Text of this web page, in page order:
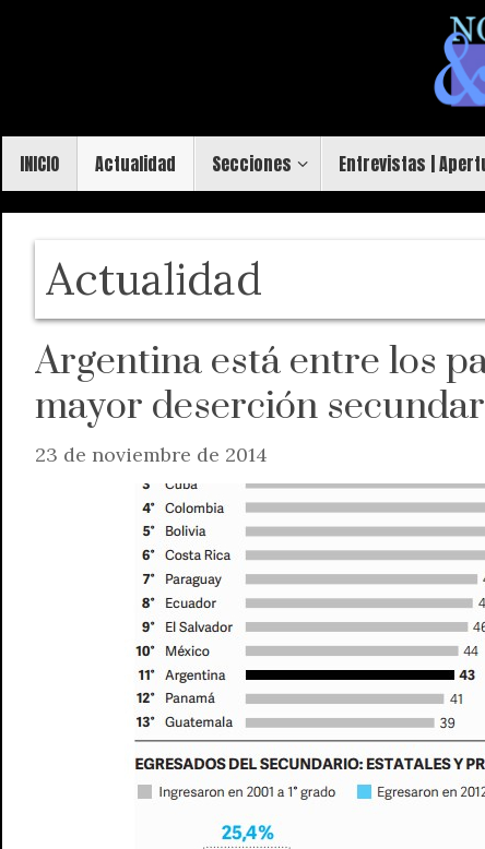
contenido
INICIO Actualidad Secciones Entrevistas |
Actualidad
Argentina está entre los
mayor deserción
23 de noviembre de 2014